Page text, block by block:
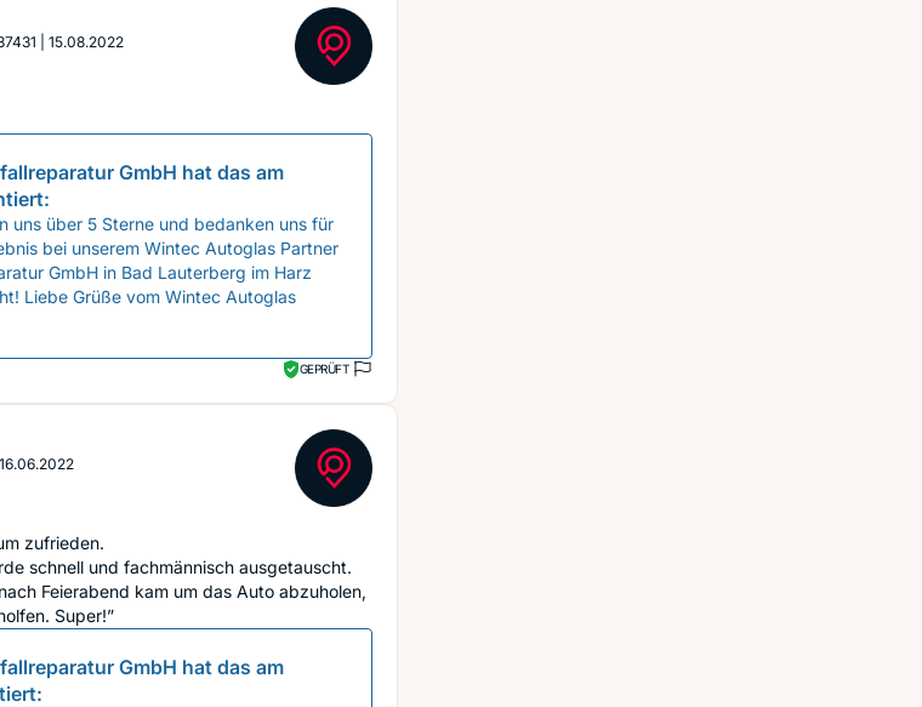
15.08.2022
GmbH hat das am
uns über 5 Sterne und bedanken uns für
bei unserem Wintec Autoglas Partner
GmbH in Bad Lauterberg im Harz
Liebe Grüße vom Wintec Autoglas
GEPRÜFT
16.06.2022
zufrieden.
schnell und fachmännisch ausgetauscht.
Feierabend kam um das Auto abzuholen,
Super!”
GmbH hat das am